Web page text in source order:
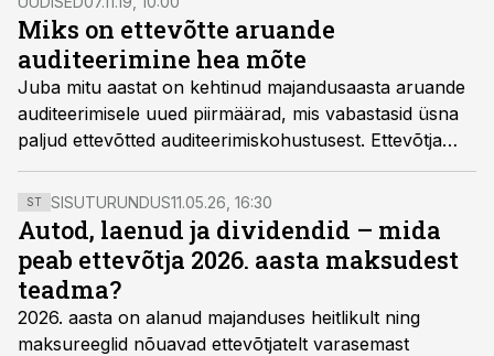
Miks on ettevõtte aruande
auditeerimine hea mõte
Juba mitu aastat on kehtinud majandusaasta aruande
auditeerimisele uued piirmäärad, mis vabastasid üsna
paljud ettevõtted auditeerimiskohustusest. Ettevõtja
seisukohast võib auditi- või ülevaatusekohustusest
vabanemine esmapilgul tunduda hea lahendusena:
töömaht ja rahakulu on väiksemad. Grant Thornton
Balticu auditijuht ja vandeaudiitor Helery Roos
tutvustab ka medali teist külge – mida ettevõtja ja
avalikkus võivad kaotada?
ST SISUTURUNDUS11.05.26, 16:30
Autod, laenud ja dividendid – mida
peab ettevõtja 2026. aasta maksudest
teadma?
2026. aasta on alanud majanduses heitlikult ning
maksureeglid nõuavad ettevõtjatelt varasemast